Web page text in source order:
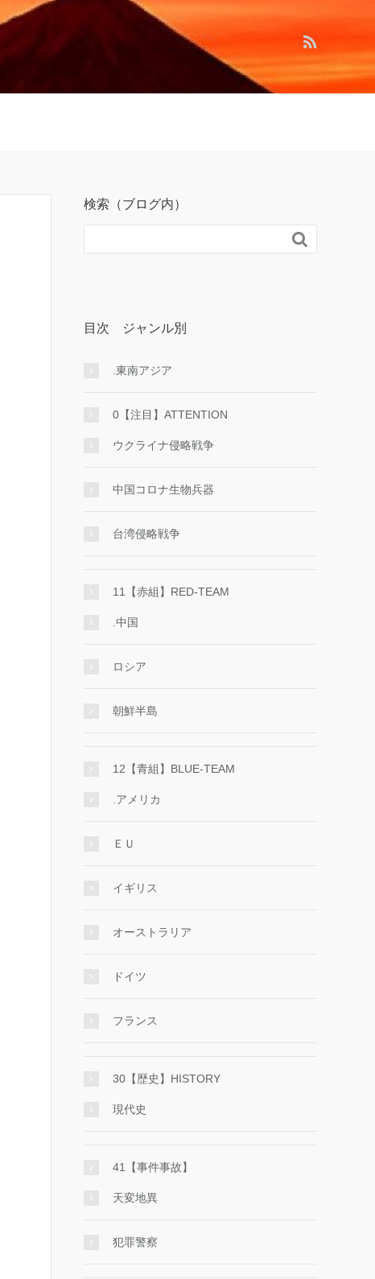
検索（ブログ内）

目次 ジャンル別
.東南アジア
0【注目】ATTENTION
ウクライナ侵略戦争
中国コロナ生物兵器
台湾侵略戦争
11【赤組】RED-TEAM
.中国
ロシア
朝鮮半島
12【青組】BLUE-TEAM
.アメリカ
ＥＵ
イギリス
オーストラリア
ドイツ
フランス
30【歴史】HISTORY
現代史
41【事件事故】
天変地異
犯罪警察